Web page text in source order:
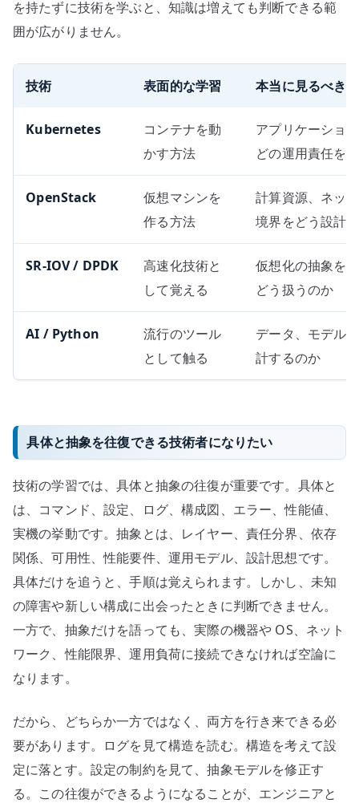
を持たずに技術を学ぶと、知識は増えても判断できる範
囲が広がりません。
技術 表面的な学習 本当に見るべき
Kubernetes
コンテナを動
かす方法
アプリケーショ
どの運用責任を
OpenStack
仮想マシンを
作る方法
計算資源、ネッ
境界をどう設計
SR-IOV / DPDK
高速化技術と
して覚える
仮想化の抽象を
どう扱うのか
AI / Python
流行のツール
として触る
データ、モデル
計するのか
具体と抽象を往復できる技術者になりたい
技術の学習では、具体と抽象の往復が重要です。具体と
は、コマンド、設定、ログ、構成図、エラー、性能値、
実機の挙動です。抽象とは、レイヤー、責任分界、依存
関係、可用性、性能要件、運用モデル、設計思想です。
具体だけを追うと、手順は覚えられます。しかし、未知
の障害や新しい構成に出会ったときに判断できません。
一方で、抽象だけを語っても、実際の機器や OS、ネット
ワーク、性能限界、運用負荷に接続できなければ空論に
なります。
だから、どちらか一方ではなく、両方を行き来できる必
要があります。ログを見て構造を読む。構造を考えて設
定に落とす。設定の制約を見て、抽象モデルを修正す
る。この往復ができるようになることが、エンジニアと